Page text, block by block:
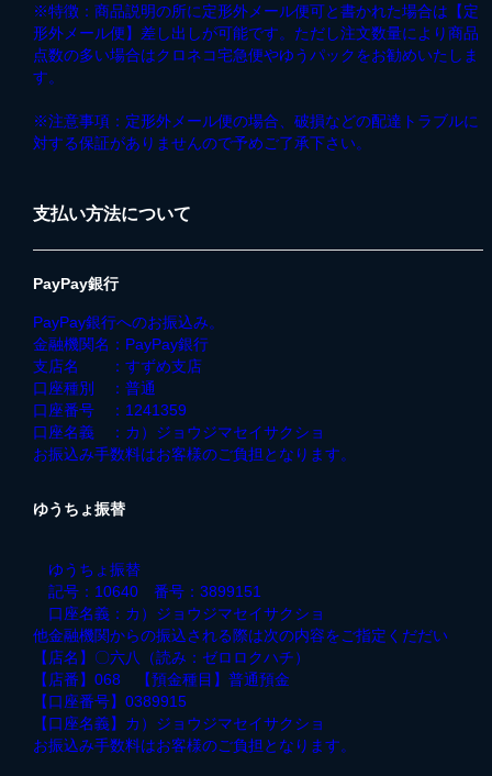
※特徴：商品説明の所に定形外メール便可と書かれた場合は【定
形外メール便】差し出しが可能です。ただし注文数量により商品
点数の多い場合はクロネコ宅急便やゆうパックをお勧めいたしま
す。
※注意事項：定形外メール便の場合、破損などの配達トラブルに
対する保証がありませんので予めご了承下さい。
支払い方法について
PayPay銀行
PayPay銀行へのお振込み。
金融機関名：PayPay銀行
支店名 ：すずめ支店
口座種別 ：普通
口座番号 ：1241359
口座名義 ：カ）ジョウジマセイサクショ
お振込み手数料はお客様のご負担となります。
ゆうちょ振替
ゆうちょ振替
記号：10640 番号：3899151
口座名義：カ）ジョウジマセイサクショ
他金融機関からの振込される際は次の内容をご指定くだだい
【店名】〇六八（読み：ゼロロクハチ）
【店番】068 【預金種目】普通預金
【口座番号】0389915
【口座名義】カ）ジョウジマセイサクショ
お振込み手数料はお客様のご負担となります。